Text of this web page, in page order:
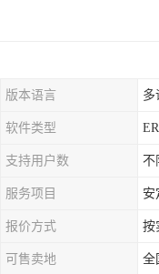
版本语言 多
软件类型
支持用户数 不
服务项目 安
报价方式 按
可售卖地 全